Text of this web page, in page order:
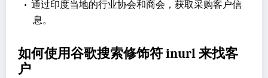
• 通过印度当地的行业协会和商会，获取采购客户信
息。
如何使用谷歌搜索修饰符 inurl 来找客
户